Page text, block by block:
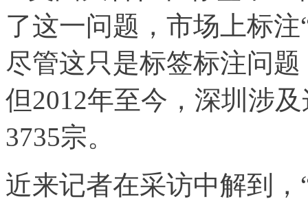
了这一问题，市场上标
尽管这只是标签标注问
但2012年至今，深圳涉
3735宗。
近来记者在采访中解到